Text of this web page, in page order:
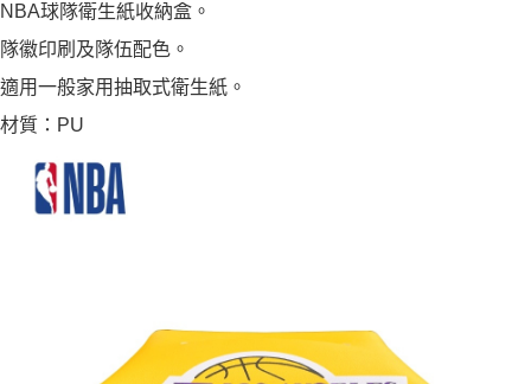
NBA球隊衛生紙收納盒。
隊徽印刷及隊伍配色。
適用一般家用抽取式衛生紙。
材質：PU